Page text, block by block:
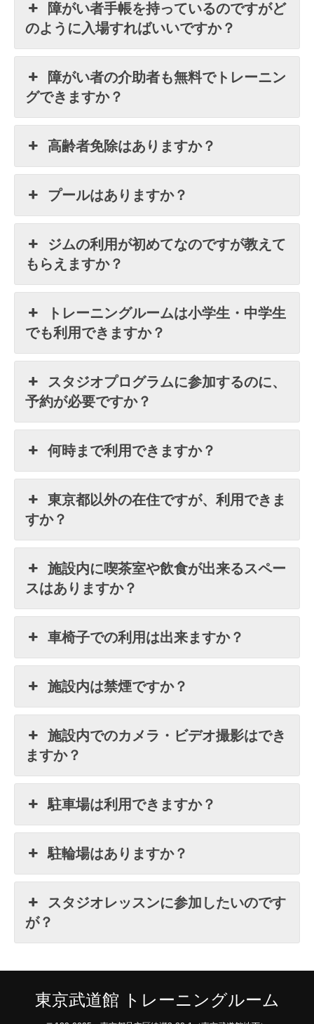
障がい者手帳を持っているのですがど
のように入場すればいいですか？
障がい者の介助者も無料でトレーニン
グできますか？
高齢者免除はありますか？
プールはありますか？
ジムの利用が初めてなのですが教えて
もらえますか？
トレーニングルームは小学生・中学生
でも利用できますか？
スタジオプログラムに参加するのに、
予約が必要ですか？
何時まで利用できますか？
東京都以外の在住ですが、利用できま
すか？
施設内に喫茶室や飲食が出来るスペー
スはありますか？
車椅子での利用は出来ますか？
施設内は禁煙ですか？
施設内でのカメラ・ビデオ撮影はでき
ますか？
駐車場は利用できますか？
駐輪場はありますか？
スタジオレッスンに参加したいのです
が？
東京武道館 トレーニングルーム